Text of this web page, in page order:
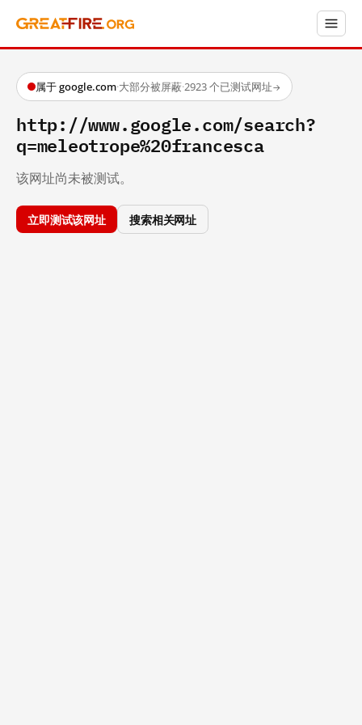
属于 google.com·大部分被屏蔽·2923 个已测试网址→
http://www.google.com/search?
q=meleotrope%20francesca
该网址尚未被测试。
立即测试该网址 搜索相关网址